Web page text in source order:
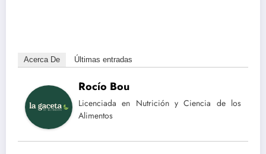
Acerca De Últimas entradas
Rocío Bou
Licenciada en Nutrición y Ciencia de los
Alimentos